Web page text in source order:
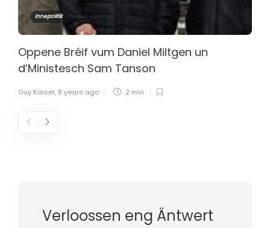
Innepolitik
Oppene Bréif vum Daniel Miltgen un
d’Ministesch Sam Tanson
Guy Kaiser, 8 years ago 2 min
Verloossen eng Äntwert